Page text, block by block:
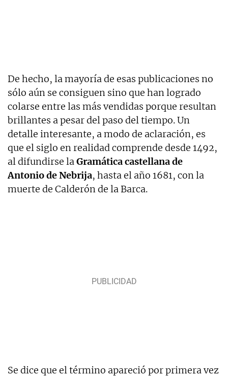
De hecho, la mayoría de esas publicaciones no
sólo aún se consiguen sino que han logrado
colarse entre las más vendidas porque resultan
brillantes a pesar del paso del tiempo. Un
detalle interesante, a modo de aclaración, es
que el siglo en realidad comprende desde 1492,
al difundirse laGramática castellana de
Antonio de Nebrija, hasta el año 1681, con la
muerte de Calderón de la Barca.
Se dice que el término apareció por primera vez